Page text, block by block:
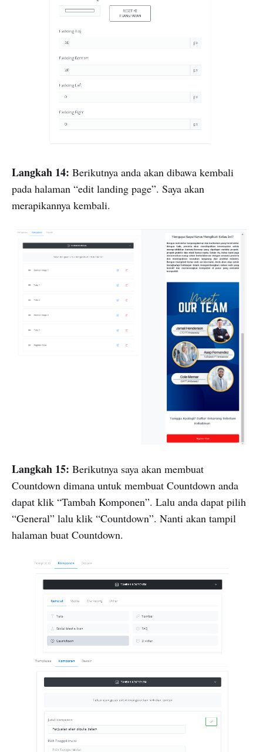
Langkah 14: Berikutnya anda akan dibawa kembali
pada halaman “edit landing page”. Saya akan
merapikannya kembali.
Langkah 15: Berikutnya saya akan membuat
Countdown dimana untuk membuat Countdown anda
dapat klik “Tambah Komponen”. Lalu anda dapat pilih
“General” lalu klik “Countdown”. Nanti akan tampil
halaman buat Countdown.